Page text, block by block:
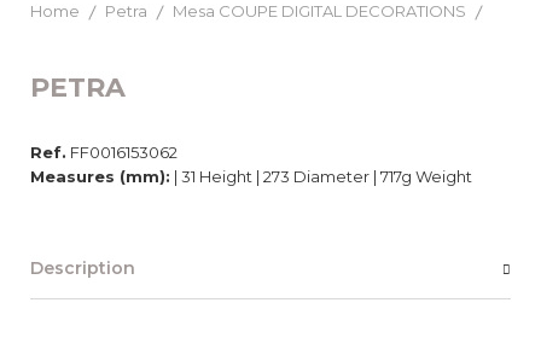
Home Petra Mesa COUPE DIGITAL DECORATIONS
PETRA
Ref. FF0016153062
Measures (mm): | 31 Height | 273 Diameter | 717g Weight
Description